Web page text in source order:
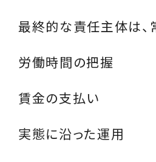
最終的な責任主体は、
労働時間の把握
賃金の支払い
実態に沿った運用